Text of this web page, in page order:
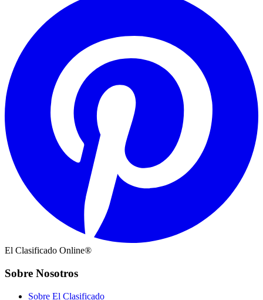
El Clasificado Online®
Sobre Nosotros
Sobre El Clasificado